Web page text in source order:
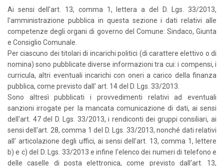
Ai sensi dell'art. 13, comma 1, lettera a del D. Lgs. 33/2013,
l'amministrazione pubblica in questa sezione i dati relativi alle
competenze degli organi di governo del Comune: Sindaco, Giunta
e Consiglio Comunale.
Per ciascuno dei titolari di incarichi politici (di carattere elettivo o di
nomina) sono pubblicate diverse informazioni tra cui: i compensi, i
curricula, altri eventuali incarichi con oneri a carico della finanza
pubblica, come previsto dall' art. 14 del D. Lgs. 33/2013.
Sono altresì pubblicati i provvedimenti relativi ad eventuali
sanzioni irrogate per la mancata comunicazione di dati, ai sensi
dell'art. 47 del D. Lgs. 33/2013, i rendiconti dei gruppi consiliari, ai
sensi dell'art. 28, comma 1 del D. Lgs. 33/2013, nonché dati relativi
all' articolazione degli uffici, ai sensi dell'art. 13, comma 1, lettere
b) e c) del D. Lgs. 33/2013 e infine l'elenco dei numeri di telefono e
delle caselle di posta elettronica, come previsto dall'art. 13,